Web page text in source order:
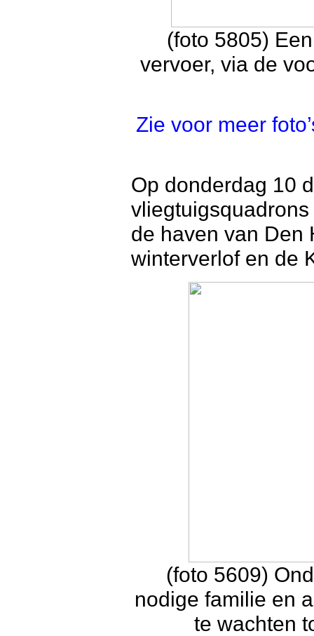
(foto 5805)
vervoer, via de
Zie voor meer
Op donderdag 10
de haven van Den
winterverlof en de
(foto 5609)
nodige familie en
te wachten